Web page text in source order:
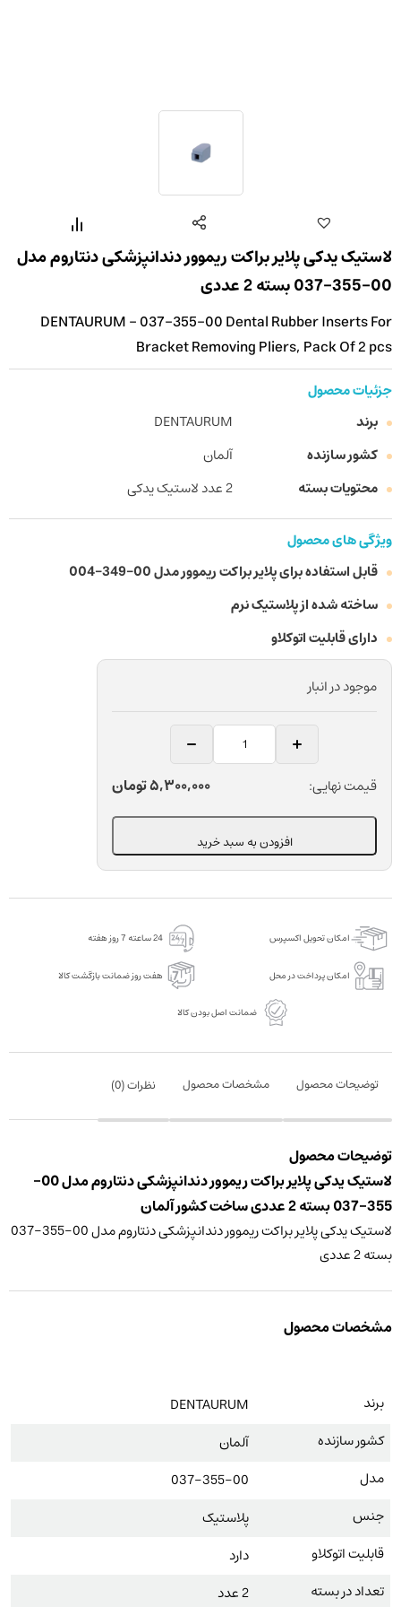
لاستیک یدکی پلایر براکت ریموور دندانپزشکی دنتاروم مدل
00-355-037 بسته 2 عددی
DENTAURUM - 037-355-00 Dental Rubber Inserts For
Bracket Removing Pliers, Pack Of 2 pcs
جزئیات محصول
برند
DENTAURUM
کشور سازنده
آلمان
محتویات بسته
2 عدد لاستیک یدکی
ویژگی های محصول
قابل استفاده برای پلایر براکت ریموور مدل 00-349-004
ساخته شده از پلاستیک نرم
دارای قابلیت اتوکلاو
موجود در انبار
لاستیک
یدکی
دندانپزشکی
مدل
037
بسته
2
عددی
عدد
قیمت نهایی: 5,300,000تومان
افزودن به سبد خرید
امکان تحویل اکسپرس 24 ساعته 7 روز هفته
امکان پرداخت در محل هفت روز ضمانت بازگشت کالا
ضمانت اصل بودن کالا
توضیحات محصول مشخصات محصول نظرات (0
)
توضیحات محصول
لاستیک یدکی پلایر براکت ریموور دندانپزشکی دنتاروم مدل 00-
355-037 بسته 2 عددی ساخت کشور آلمان
لاستیک یدکی پلایر براکت ریموور دندانپزشکی دنتاروم مدل 00-355-037
بسته 2 عددی
مشخصات محصول
برند
DENTAURUM
کشور سازنده
آلمان
مدل
037-355-00
جنس
پلاستیک
قابلیت اتوکلاو
دارد
تعداد در بسته
2 عدد